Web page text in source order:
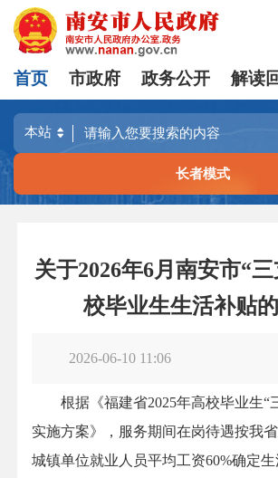
首页 市政府 政务公开 解读
长者模式
关于2026年6月南安市“
校毕业生生活补贴
2026-06-10 11:06
根据《福建省2025年高校毕业生“
实施方案》，服务期间在岗待遇按我
城镇单位就业人员平均工资60%确定